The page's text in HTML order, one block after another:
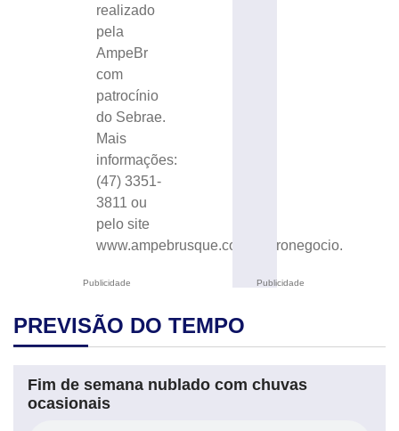
Publicidade
realizado
pela
AmpeBr
com
patrocínio
do Sebrae.
Mais
informações:
(47) 3351-
3811 ou
pelo site
www.ampebrusque.com.br/pronegocio.
Publicidade
PREVISÃO DO TEMPO
Fim de semana nublado com chuvas
ocasionais